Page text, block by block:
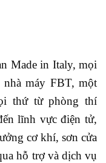
Made in Italy, mọi
nhà máy FBT, một
thứ từ phòng thí
lĩnh vực điện tử,
cơ khí, sơn cửa
hỗ trợ và dịch vụ